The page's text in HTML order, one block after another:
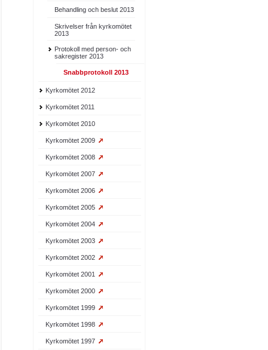
Behandling och beslut 2013
Skrivelser från kyrkomötet
2013
Protokoll med person- och
sakregister 2013
Snabbprotokoll 2013
Kyrkomötet 2012
Kyrkomötet 2011
Kyrkomötet 2010
Kyrkomötet 2009
Kyrkomötet 2008
Kyrkomötet 2007
Kyrkomötet 2006
Kyrkomötet 2005
Kyrkomötet 2004
Kyrkomötet 2003
Kyrkomötet 2002
Kyrkomötet 2001
Kyrkomötet 2000
Kyrkomötet 1999
Kyrkomötet 1998
Kyrkomötet 1997